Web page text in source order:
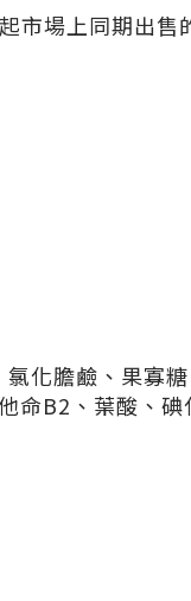
市場上同期出售
化膽鹼、果寡
命B2、葉酸、